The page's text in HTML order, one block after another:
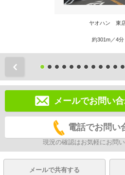
ヤオハン 東
約301m／4分
メールでお問い
電話でお問い
現況の確認はお気軽にお問い
メールで共有する